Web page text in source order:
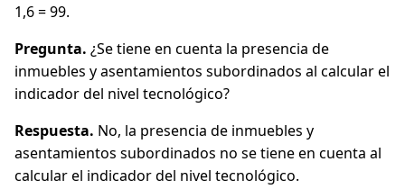
1,6 = 99.
Pregunta. ¿Se tiene en cuenta la presencia de
inmuebles y asentamientos subordinados al calcular el
indicador del nivel tecnológico?
Respuesta. No, la presencia de inmuebles y
asentamientos subordinados no se tiene en cuenta al
calcular el indicador del nivel tecnológico.